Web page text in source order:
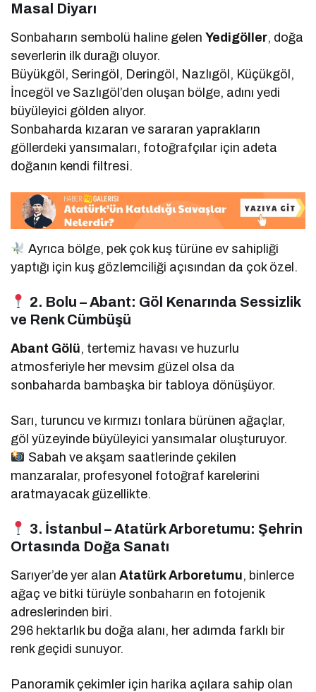
Masal Diyarı
Sonbaharın sembolü haline gelenYedigöller, doğa
severlerin ilk durağı oluyor.
Büyükgöl, Seringöl, Deringöl, Nazlıgöl, Küçükgöl,
İncegöl ve Sazlıgöl’den oluşan bölge, adını yedi
büyüleyici gölden alıyor.
Sonbaharda kızaran ve sararan yaprakların
göllerdeki yansımaları, fotoğrafçılar için adeta
doğanın kendi filtresi.
Ayrıca bölge, pek çok kuş türüne ev sahipliği
yaptığı için kuş gözlemciliği açısından da çok özel.
2. Bolu – Abant: Göl Kenarında Sessizlik
ve Renk Cümbüşü
Abant Gölü, tertemiz havası ve huzurlu
atmosferiyle her mevsim güzel olsa da
sonbaharda bambaşka bir tabloya dönüşüyor.
Sarı, turuncu ve kırmızı tonlara bürünen ağaçlar,
göl yüzeyinde büyüleyici yansımalar oluşturuyor.
Sabah ve akşam saatlerinde çekilen
manzaralar, profesyonel fotoğraf karelerini
aratmayacak güzellikte.
3. İstanbul – Atatürk Arboretumu: Şehrin
Ortasında Doğa Sanatı
Sarıyer’de yer alanAtatürk Arboretumu, binlerce
ağaç ve bitki türüyle sonbaharın en fotojenik
adreslerinden biri.
296 hektarlık bu doğa alanı, her adımda farklı bir
renk geçidi sunuyor.
Panoramik çekimler için harika açılara sahip olan